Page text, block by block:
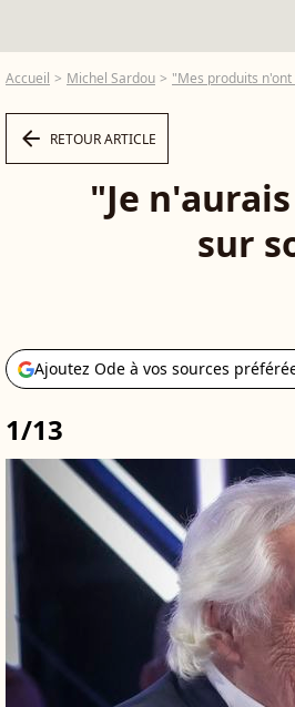
Accueil Michel Sardou "Mes produits
arrow_left RETOUR ARTICLE
"Je
sur
Ajoutez Ode à vos sources
1/13